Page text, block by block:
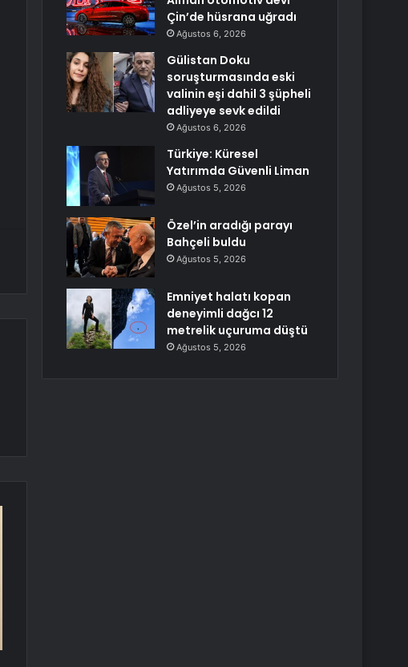
Çin’de hüsrana uğradı
Ağustos 6, 2026
Gülistan Doku
soruşturmasında eski
valinin eşi dahil 3 şüpheli
adliyeye sevk edildi
Ağustos 6, 2026
Türkiye: Küresel
Yatırımda Güvenli Liman
Ağustos 5, 2026
Özel’in aradığı parayı
Bahçeli buldu
Ağustos 5, 2026
Emniyet halatı kopan
deneyimli dağcı 12
metrelik uçuruma düştü
Ağustos 5, 2026